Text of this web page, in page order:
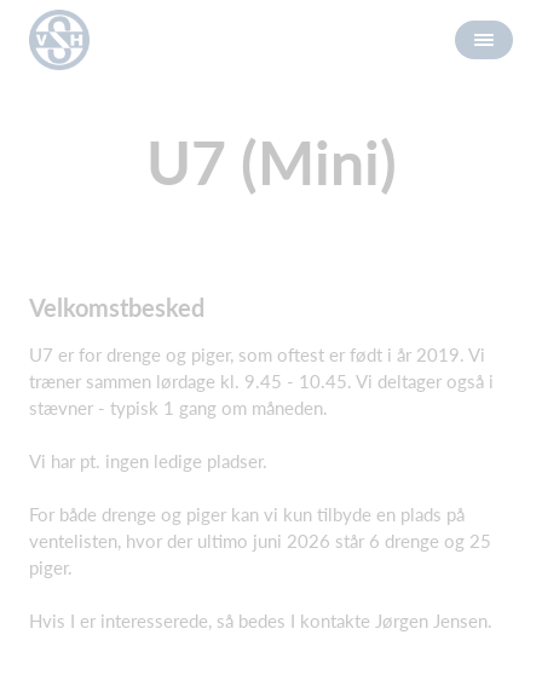
U7 (Mini)
Velkomstbesked
U7 er for drenge og piger, som oftest er født i år 2019. Vi
træner sammen lørdage kl. 9.45 - 10.45. Vi deltager også i
stævner - typisk 1 gang om måneden.
Vi har pt. ingen ledige pladser.
For både drenge og piger kan vi kun tilbyde en plads på
ventelisten, hvor der ultimo juni 2026 står 6 drenge og 25
piger.
Hvis I er interesserede, så bedes I kontakte Jørgen Jensen.